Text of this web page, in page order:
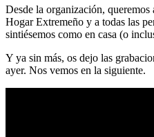
Desde la organización, queremos
Hogar Extremeño y a todas las
sintiésemos como en casa (o
Y ya sin más, os dejo las
ayer. Nos vemos en la siguiente.